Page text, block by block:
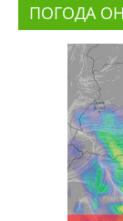
ПОГОДА